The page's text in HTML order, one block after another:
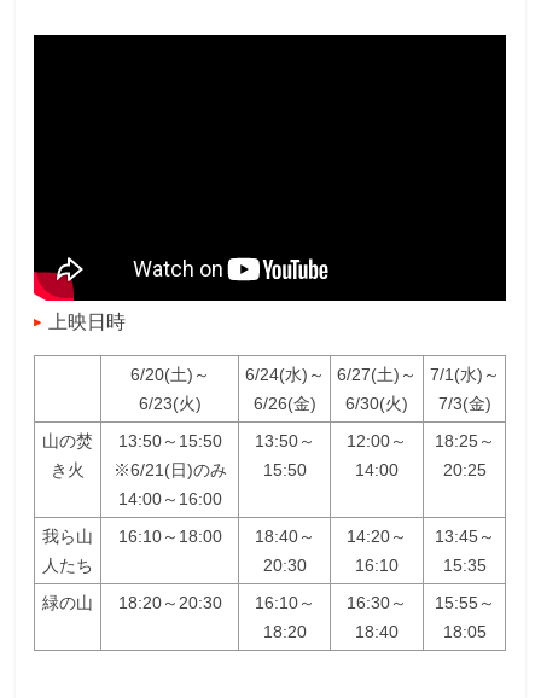
上映日時
6/20(土)～
6/23(火)
6/24(水)～
6/26(金)
6/27(土)～
6/30(火)
7/1(水)～
7/3(金)
山の焚
き火
13:50～15:50
※6/21(日)のみ
14:00～16:00
13:50～
15:50
12:00～
14:00
18:25～
20:25
我ら山
人たち
16:10～18:00
18:40～
20:30
14:20～
16:10
13:45～
15:35
緑の山
18:20～20:30
16:10～
18:20
16:30～
18:40
15:55～
18:05